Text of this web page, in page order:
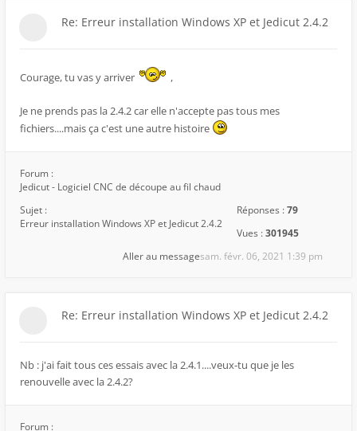
Re: Erreur installation Windows XP et Jedicut 2.4.2
Courage, tu vas y arriver ,
Je ne prends pas la 2.4.2 car elle n'accepte pas tous mes
fichiers....mais ça c'est une autre histoire
Forum :
Jedicut - Logiciel CNC de découpe au fil chaud
Sujet :
Erreur installation Windows XP et Jedicut 2.4.2
Réponses :79
Vues :301945
sam. févr. 06, 2021 1:39 pm
Aller au message
Re: Erreur installation Windows XP et Jedicut 2.4.2
Nb : j'ai fait tous ces essais avec la 2.4.1....veux-tu que je les
renouvelle avec la 2.4.2?
Forum :